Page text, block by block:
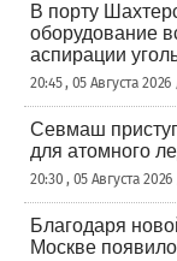
В порту
оборудование
аспирации
20:45 , 05 Августа
Севмаш
для атомного
20:30 , 05 Августа
Благодаря
Москве